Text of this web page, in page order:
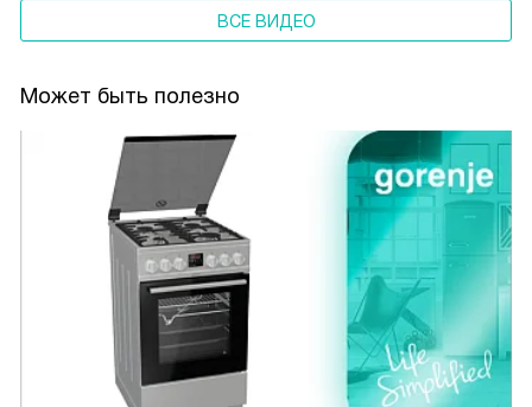
ВСЕ ВИДЕО
Может быть полезно